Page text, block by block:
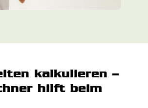
kalkulieren –
hilft beim